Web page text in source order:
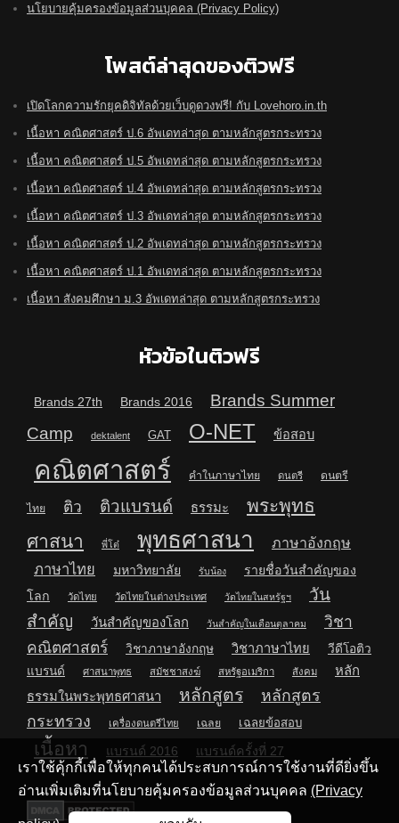
นโยบายคุ้มครองข้อมูลส่วนบุคคล (Privacy Policy)
โพสต์ล่าสุดของติวฟรี
เปิดโลกความรักยุคดิจิทัลด้วยเว็บดูดวงฟรี! กับ Lovehoro.in.th
เนื้อหา คณิตศาสตร์ ป.6 อัพเดทล่าสุด ตามหลักสูตรกระทรวง
เนื้อหา คณิตศาสตร์ ป.5 อัพเดทล่าสุด ตามหลักสูตรกระทรวง
เนื้อหา คณิตศาสตร์ ป.4 อัพเดทล่าสุด ตามหลักสูตรกระทรวง
เนื้อหา คณิตศาสตร์ ป.3 อัพเดทล่าสุด ตามหลักสูตรกระทรวง
เนื้อหา คณิตศาสตร์ ป.2 อัพเดทล่าสุด ตามหลักสูตรกระทรวง
เนื้อหา คณิตศาสตร์ ป.1 อัพเดทล่าสุด ตามหลักสูตรกระทรวง
เนื้อหา สังคมศึกษา ม.3 อัพเดทล่าสุด ตามหลักสูตรกระทรวง
หัวข้อในติวฟรี
Brands 27th Brands 2016
Brands Summer
Camp
dektalent GAT O-NET ข้อสอบ
คณิตศาสตร์ คำในภาษาไทย ดนตรี ดนตรี
ไทย ติว ติวแบรนด์ ธรรมะ
พระพุทธ
ศาสนา
พี่โต๋ พุทธศาสนา ภาษาอังกฤษ
ภาษาไทย มหาวิทยาลัย รับน้อง
รายชื่อวันสำคัญของ
โลก
วัดไทย วัดไทยในต่างประเทศ วัดไทยในสหรัฐฯ
วัน
สำคัญ
วันสำคัญของโลก วันสำคัญในเดือนตุลาคม
วิชา
คณิตศาสตร์
วิชาภาษาอังกฤษ วิชาภาษาไทย
วีดีโอติว
แบรนด์
ศาสนาพุทธ สมัชชาสงฆ์ สหรัฐอเมริกา สังคม
หลัก
ธรรมในพระพุทธศาสนา
หลักสูตร
หลักสูตร
กระทรวง
เครื่องดนตรีไทย เฉลย เฉลยข้อสอบ
เนื้อหา แบรนด์ 2016 แบรนด์ครั้งที่ 27
เราใช้คุ้กกี้เพื่อให้ทุกคนได้ประสบการณ์การใช้งานที่ดียิ่งขึ้น
อ่านเพิ่มเติมที่นโยบายคุ้มครองข้อมูลส่วนบุคคล (Privacy